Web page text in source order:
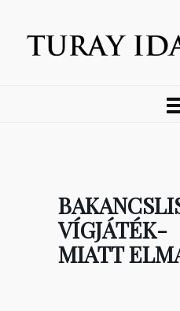
VÍGJÁTÉK-
MIATT